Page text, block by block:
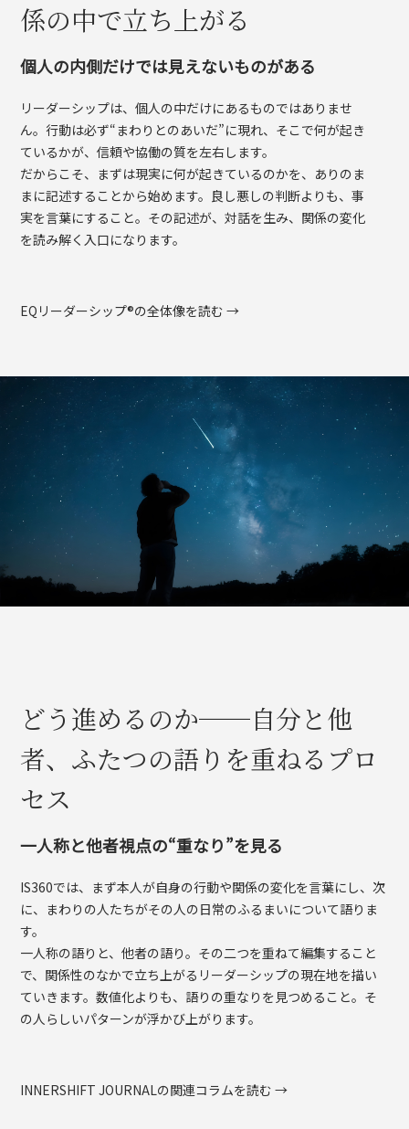
係の中で立ち上がる
個人の内側だけでは見えないものがある
リーダーシップは、個人の中だけにあるものではありませ
ん。行動は必ず“まわりとのあいだ”に現れ、そこで何が起き
ているかが、信頼や協働の質を左右します。
だからこそ、まずは現実に何が起きているのかを、ありのま
まに記述することから始めます。良し悪しの判断よりも、事
実を言葉にすること。その記述が、対話を生み、関係の変化
を読み解く入口になります。
EQリーダーシップ®の全体像を読む →
どう進めるのか──自分と他
者、ふたつの語りを重ねるプロ
セス
一人称と他者視点の“重なり”を見る
IS360では、まず本人が自身の行動や関係の変化を言葉にし、次
に、まわりの人たちがその人の日常のふるまいについて語りま
す。
一人称の語りと、他者の語り。その二つを重ねて編集すること
で、関係性のなかで立ち上がるリーダーシップの現在地を描い
ていきます。数値化よりも、語りの重なりを見つめること。そ
の人らしいパターンが浮かび上がります。
INNERSHIFT JOURNALの関連コラムを読む →